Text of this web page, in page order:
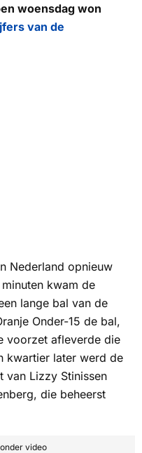
woensdag won
van de
Nederland opnieuw
kwam de
lange bal van de
Onder-15 de bal,
voorzet afleverde die
kwartier later werd de
van Lizzy Stinissen
die beheerst
video